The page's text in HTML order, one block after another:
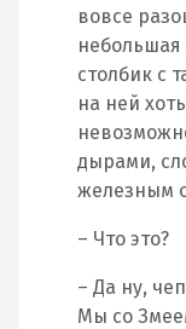
вовсе
небольшая
столбик с
на ней
дырами,
железным
– Что это?
– Да ну,
Мы со